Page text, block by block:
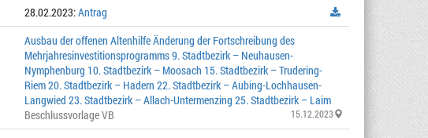
28.02.2023:Antrag
Ausbau der offenen Altenhilfe Änderung der Fortschreibung des
Mehrjahresinvestitionsprogramms 9. Stadtbezirk – Neuhausen-
Nymphenburg 10. Stadtbezirk – Moosach 15. Stadtbezirk – Trudering-
Riem 20. Stadtbezirk – Hadern 22. Stadtbezirk – Aubing-Lochhausen-
Langwied 23. Stadtbezirk – Allach-Untermenzing 25. Stadtbezirk – Laim
Beschlussvorlage VB
15.12.2023